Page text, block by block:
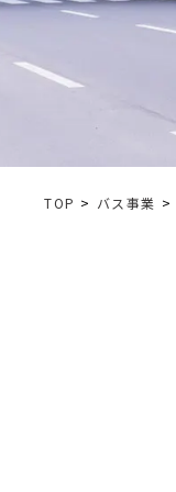
TOP > バス事業 >